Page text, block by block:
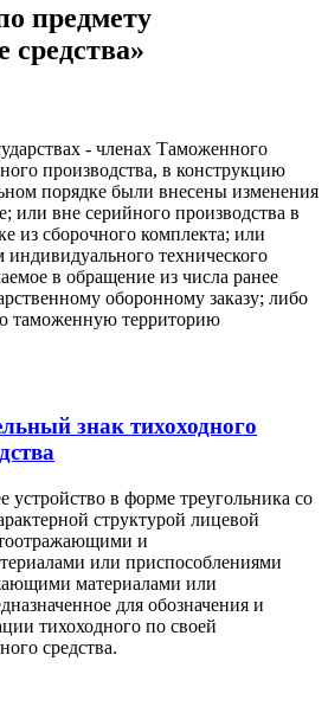
предмету
средства»
- членах Таможенного
производства, в конструкцию
порядке были внесены изменения
или вне серийного производства в
из сборочного комплекта; или
индивидуального технического
в обращение из числа ранее
оборонному заказу; либо
таможенную территорию
знак тихоходного
устройство в форме треугольника со
структурой лицевой
и
или приспособлениями
материалами или
для обозначения и
тихоходного по своей
средства.